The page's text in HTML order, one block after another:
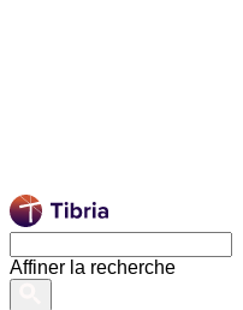
Affiner la recherche